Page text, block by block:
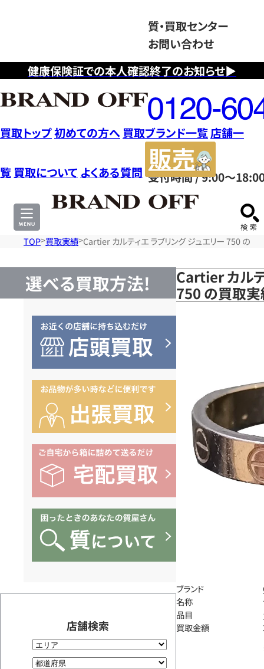
健康保険証での本人確認終了のお知らせ▶
質・買取センター
お問い合わせ
フ
リ
ー
ダ
イ
ヤ
ル
0120604117
受付時間 / 9:00～
買取トップ初めての方へ 買取ブランド一覧店舗一
覧 買取について よくある質問
サ
TOP 買取実績 Cartier カルティエ ラブリング ジュエリー 750 の買
選べる買取方法!
店舗検索
Cartier カル
750 の買取
ブランド
名称
品目
買取金額